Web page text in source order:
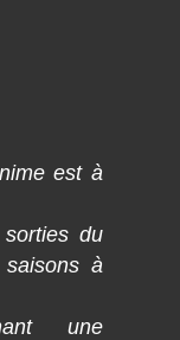
est à
du
à
une